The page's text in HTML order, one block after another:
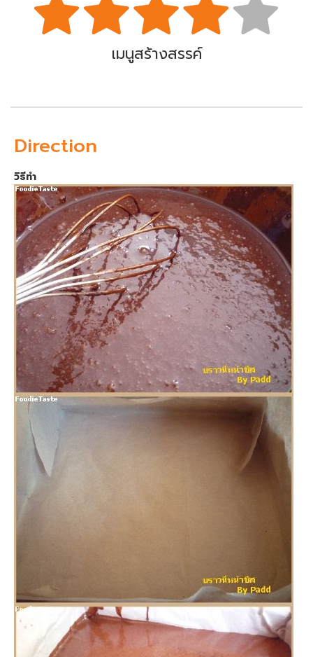
เมนูสร้างสรรค์
Direction
วิธีทำ